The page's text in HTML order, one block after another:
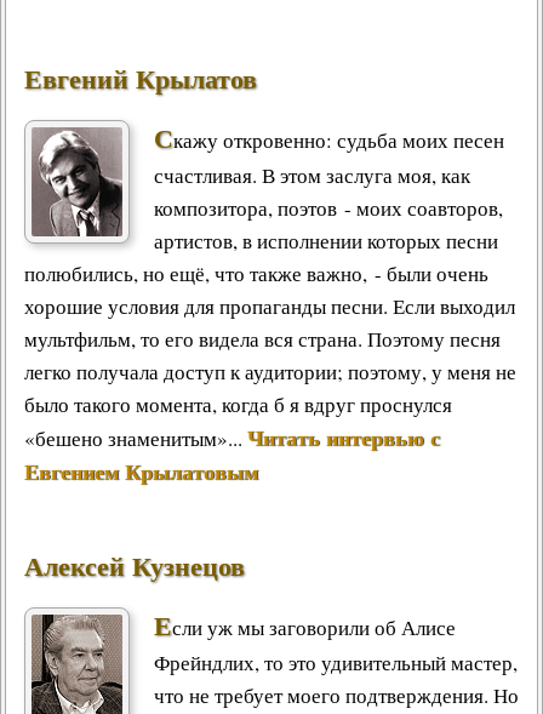
Евгений Крылатов
Скажу откровенно: судьба моих песен
счастливая. В этом заслуга моя, как
композитора, поэтов - моих соавторов,
артистов, в исполнении которых песни
полюбились, но ещё, что также важно, - были очень
хорошие условия для пропаганды песни. Если выходил
мультфильм, то его видела вся страна. Поэтому песня
легко получала доступ к аудитории; поэтому, у меня не
было такого момента, когда б я вдруг проснулся
«бешено знаменитым»... Читать интервью с
Евгением Крылатовым
Алексей Кузнецов
Если уж мы заговорили об Алисе
Фрейндлих, то это удивительный мастер,
что не требует моего подтверждения. Но